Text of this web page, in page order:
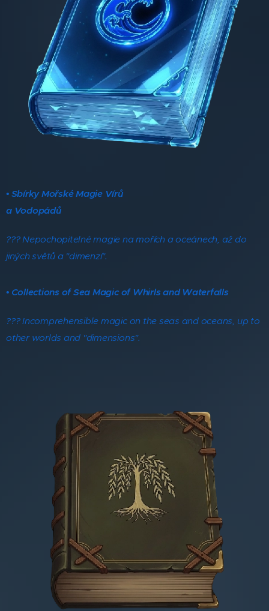
• Sbírky Mořské Magie Vírů
a Vodopádů
??? Nepochopitelné magie na mořích a oceánech, až do
jiných světů a "dimenzí".
• Collections of Sea Magic of Whirls and Waterfalls
??? Incomprehensible magic on the seas and oceans, up to
other worlds and "dimensions".